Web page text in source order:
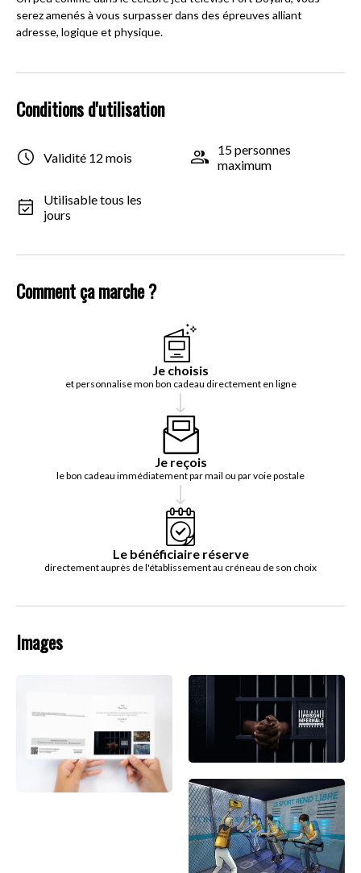
serez amenés à vous surpasser dans des épreuves alliant
adresse, logique et physique.
Conditions d'utilisation
Validité 12 mois
15 personnes
maximum
Utilisable tous les
jours
Comment ça marche ?
Je choisis
et personnalise mon bon cadeau directement en ligne
Je reçois
le bon cadeau immédiatement par mail ou par voie postale
Le bénéficiaire réserve
directement auprès de l'établissement au créneau de son choix
Images